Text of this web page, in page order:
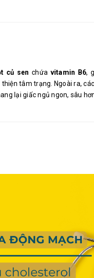
củ sen chứa vitamin B6,
tâm trạng. Ngoài ra,
lại giấc ngủ ngon, sâu